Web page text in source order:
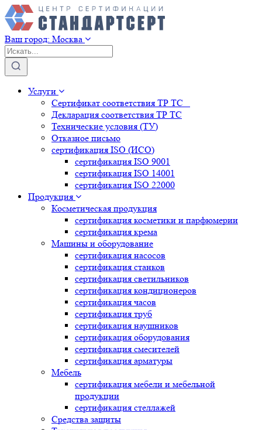
Ваш город: Москва
Услуги
Сертификат соответствия ТР ТС
Декларация соответствия ТР ТС
Технические условия (ТУ)
Отказное письмо
сертификация ISO (ИСО)
сертификация ISO 9001
сертификация ISO 14001
сертификация ISO 22000
Продукция
Косметическая продукция
сертификация косметики и парфюмерии
сертификация крема
Машины и оборудование
сертификация насосов
сертификация станков
сертификация светильников
сертификация кондиционеров
сертификация часов
сертификация труб
сертификация наушников
сертификация оборудования
сертификация смесителей
сертификация арматуры
Мебель
сертификация мебели и мебельной
продукции
сертификация стеллажей
Средства защиты